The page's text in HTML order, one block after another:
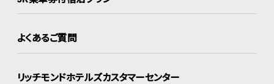
よくあるご質問
リッチモンドホテルズカスタマーセンター